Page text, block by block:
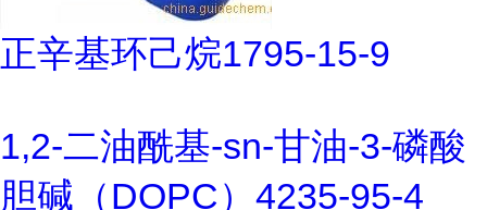
正辛基环己烷1795-15-9
1,2-二油酰基-sn-甘油-3-磷酸
胆碱（DOPC）4235-95-4